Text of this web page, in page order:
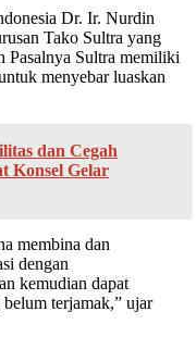
Dr. Ir. Nurdin
Tako Sultra yang
Pasalnya Sultra memiliki
menyebar luaskan
dan Cegah
Konsel Gelar
membina dan
dengan
kemudian dapat
terjamak,” ujar